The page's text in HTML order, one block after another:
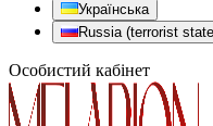
Українська
Russia (terrorist
Особистий кабінет